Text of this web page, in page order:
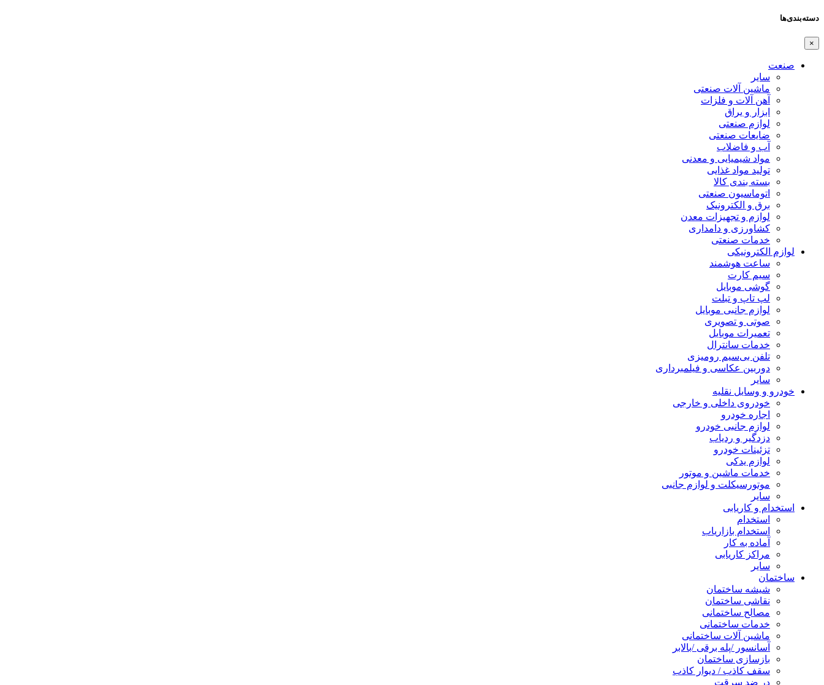
دسته‌بندی‌ها
×
صنعت
سایر
ماشین آلات صنعتی
آهن آلات و فلزات
ابزار و یراق
لوازم صنعتی
ضایعات صنعتی
آب و فاضلاب
مواد شیمیایی و معدنی
تولید مواد غذایی
بسته بندی کالا
اتوماسیون صنعتی
برق و الکترونیک
لوازم و تجهیزات معدن
کشاورزی و دامداری
خدمات صنعتی
لوازم الکترونیکی
ساعت هوشمند
سیم کارت
گوشی موبایل
لپ تاپ و تبلت
لوازم جانبی موبایل
صوتی و تصویری
تعمیرات موبایل
خدمات سانترال
تلفن بی‌سیم رومیزی
دوربین عکاسی و فیلمبرداری
سایر
خودرو و وسایل نقلیه
خودروی داخلی و خارجی
اجاره خودرو
لوازم جانبی خودرو
دزدگیر و ردیاب
تزئینات خودرو
لوازم یدکی
خدمات ماشین و موتور
موتورسیکلت و لوازم جانبی
سایر
استخدام و کاریابی
استخدام
استخدام بازاریاب
آماده به کار
مراکز کاریابی
سایر
ساختمان
شیشه ساختمان
نقاشی ساختمان
مصالح ساختمانی
خدمات ساختمانی
ماشین آلات ساختمانی
آسانسور /پله برقی /بالابر
بازسازی ساختمان
سقف کاذب / دیوار کاذب
در ضد سرقت